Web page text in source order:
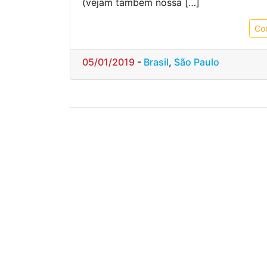
(vejam também nossa […]
05/01/2019 - Brasil, São Paulo